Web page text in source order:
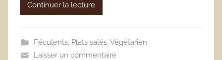
Continuer la lecture
Féculents, Plats salés,Végétarien
Laisser un commentaire